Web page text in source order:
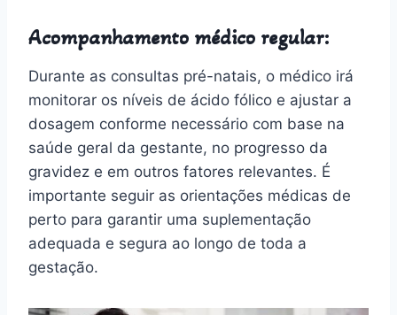
Acompanhamento médico regular:
Durante as consultas pré-natais, o médico irá
monitorar os níveis de ácido fólico e ajustar a
dosagem conforme necessário com base na
saúde geral da gestante, no progresso da
gravidez e em outros fatores relevantes. É
importante seguir as orientações médicas de
perto para garantir uma suplementação
adequada e segura ao longo de toda a
gestação.